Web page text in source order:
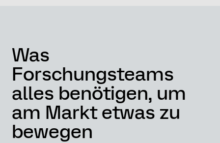
Was
Forschungsteams
alles benötigen, um
am Markt etwas zu
bewegen